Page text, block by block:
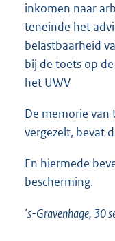
inkomen naar
teneinde het
belastbaarheid
bij de toets op
het UWV
De memorie van
vergezelt, bevat
En hiermede
bescherming.
’s-Gravenhage, 30